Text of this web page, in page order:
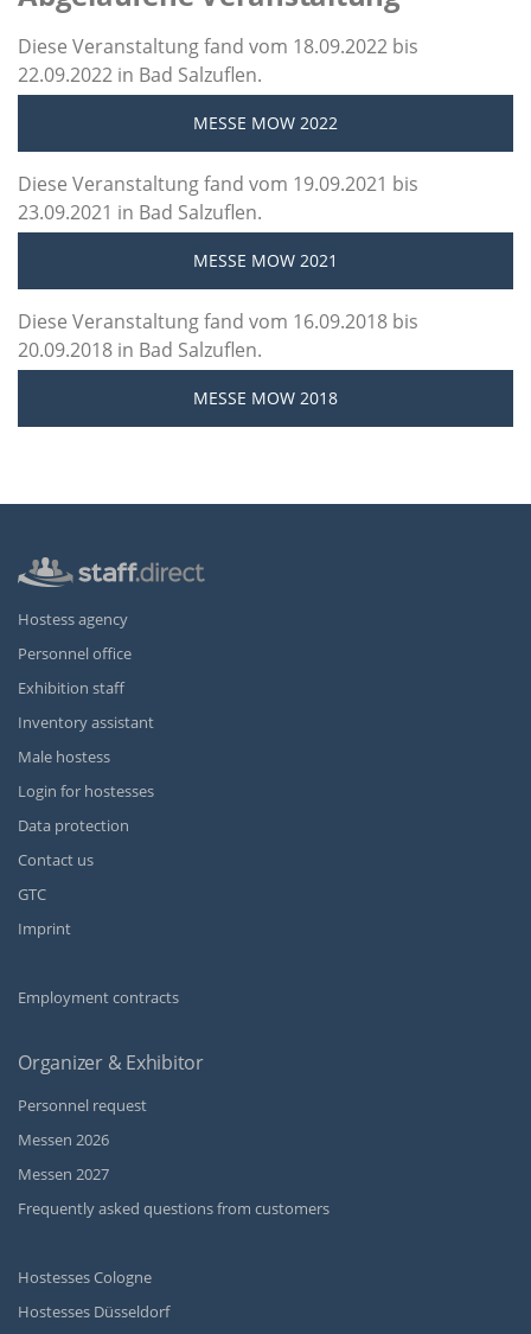
Diese Veranstaltung fand vom 18.09.2022 bis
22.09.2022 in Bad Salzuflen.
MESSE MOW 2022
Diese Veranstaltung fand vom 19.09.2021 bis
23.09.2021 in Bad Salzuflen.
MESSE MOW 2021
Diese Veranstaltung fand vom 16.09.2018 bis
20.09.2018 in Bad Salzuflen.
MESSE MOW 2018
Hostess agency
Personnel office
Exhibition staff
Inventory assistant
Male hostess
Login for hostesses
Data protection
Contact us
GTC
Imprint
Employment contracts
Organizer & Exhibitor
Personnel request
Messen 2026
Messen 2027
Frequently asked questions from customers
Hostesses Cologne
Hostesses Düsseldorf